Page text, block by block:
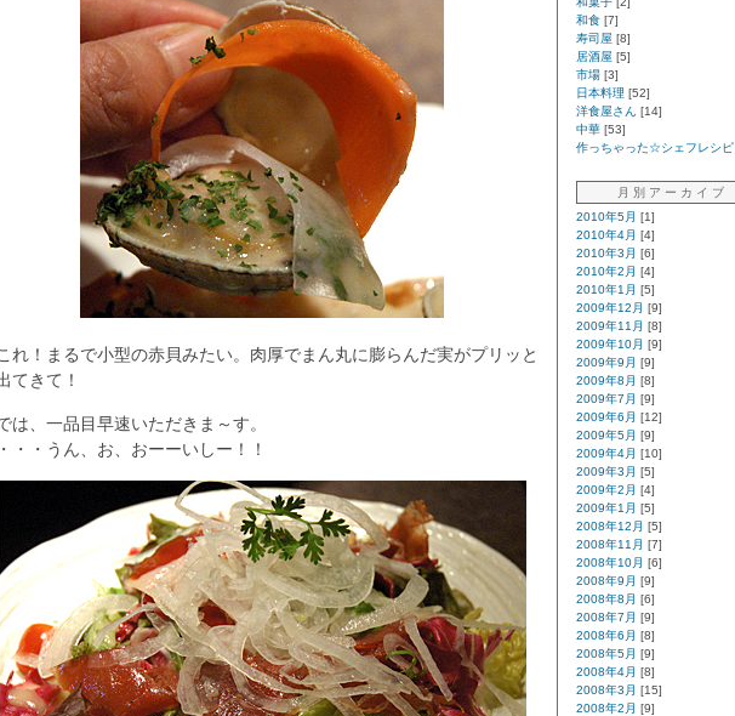
れ！まるで小型の赤貝みたい。肉厚でまん丸に膨らんだ実がプリッと
てきて！
は、一品目早速いただきま～す。
・・・うん、お、おーーいしー！！
和食 [7]
寿司屋 [8]
居酒屋 [5]
市場 [3]
日本料理 [52]
洋食屋さん [14]
中華 [53]
作っちゃった☆シェフレシピ
月 別 ア ー カ イ ブ
2010年5月 [1]
2010年4月 [4]
2010年3月 [6]
2010年2月 [4]
2010年1月 [5]
2009年12月 [9]
2009年11月 [8]
2009年10月 [9]
2009年9月 [9]
2009年8月 [8]
2009年7月 [9]
2009年6月 [12]
2009年5月 [9]
2009年4月 [10]
2009年3月 [5]
2009年2月 [4]
2009年1月 [5]
2008年12月 [5]
2008年11月 [7]
2008年10月 [6]
2008年9月 [9]
2008年8月 [6]
2008年7月 [9]
2008年6月 [8]
2008年5月 [9]
2008年4月 [8]
2008年3月 [15]
2008年2月 [9]